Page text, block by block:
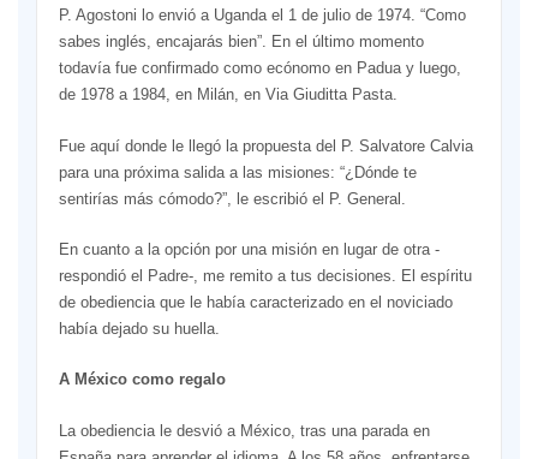
P. Agostoni lo envió a Uganda el 1 de julio de 1974. “Como
sabes inglés, encajarás bien”. En el último momento
todavía fue confirmado como ecónomo en Padua y luego,
de 1978 a 1984, en Milán, en Via Giuditta Pasta.
Fue aquí donde le llegó la propuesta del P. Salvatore Calvia
para una próxima salida a las misiones: “¿Dónde te
sentirías más cómodo?”, le escribió el P. General.
En cuanto a la opción por una misión en lugar de otra -
respondió el Padre-, me remito a tus decisiones. El espíritu
de obediencia que le había caracterizado en el noviciado
había dejado su huella.
A México como regalo
La obediencia le desvió a México, tras una parada en